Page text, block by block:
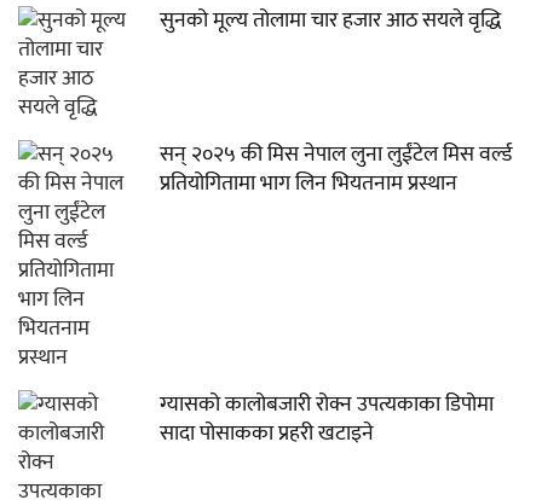
सुनको मूल्य तोलामा चार हजार आठ सयले वृद्धि
सन् २०२५ की मिस नेपाल लुना लुईंटेल मिस वर्ल्ड
प्रतियोगितामा भाग लिन भियतनाम प्रस्थान
ग्यासको कालोबजारी रोक्न उपत्यकाका डिपोमा
सादा पोसाकका प्रहरी खटाइने